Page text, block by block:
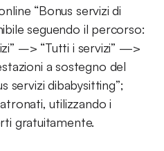
“Bonus servizi di
seguendo il percorso:
–> “Tutti i servizi” —>
a sostegno del
servizi dibabysitting”;
utilizzando i
gratuitamente.